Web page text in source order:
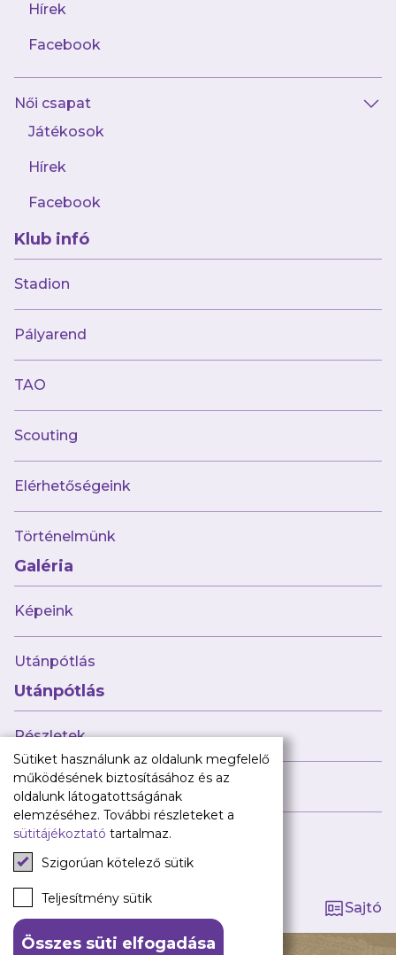
Hírek
Facebook
Női csapat
Játékosok
Hírek
Facebook
Klub infó
Stadion
Pályarend
TAO
Scouting
Elérhetőségeink
Történelmünk
Galéria
Képeink
Utánpótlás
Utánpótlás
Részletek
Híreink
Tagság kezelése
Sajtó
Múltunk
Jelenünk
Meccseink
Híreink
Csapataink
Galéria
Utánpótlás
Babaváró
ajándékcsomag
Újpest FC
TAO
Klub infó
Sajtó
Press Kit
Újpest FC Shop
Digitális felületeink
Facebook
Instagram
Tiktok
Youtube
Spotify
Sütiket használunk az oldalunk megfelelő
működésének biztosításához és az
oldalunk látogatottságának
elemzéséhez. További részleteket a
sütitájékoztató tartalmaz.
Szigorúan kötelező sütik
Teljesítmény sütik
Összes süti elfogadása